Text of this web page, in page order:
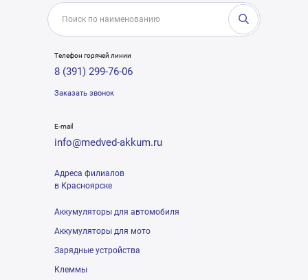
Телефон горячей линии
8 (391) 299-76-06
Заказать звонок
E-mail
info@medved-akkum.ru
Адреса филиалов
в Красноярске
Аккумуляторы для автомобиля
Аккумуляторы для мото
Зарядные устройства
Клеммы